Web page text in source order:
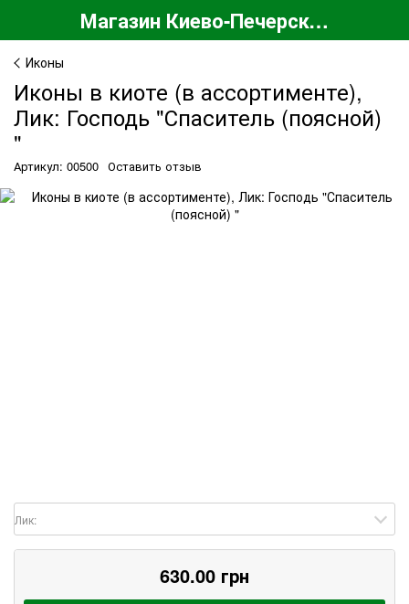
Магазин Киево-Печерской Лавры
Иконы
Иконы в киоте (в ассортименте),
Лик: Господь "Спаситель (поясной)
"
Артикул: 00500 Оставить отзыв
Лик:
630.00 грн